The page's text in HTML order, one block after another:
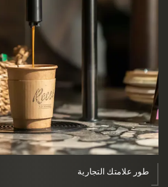
طور علامتك التجارية